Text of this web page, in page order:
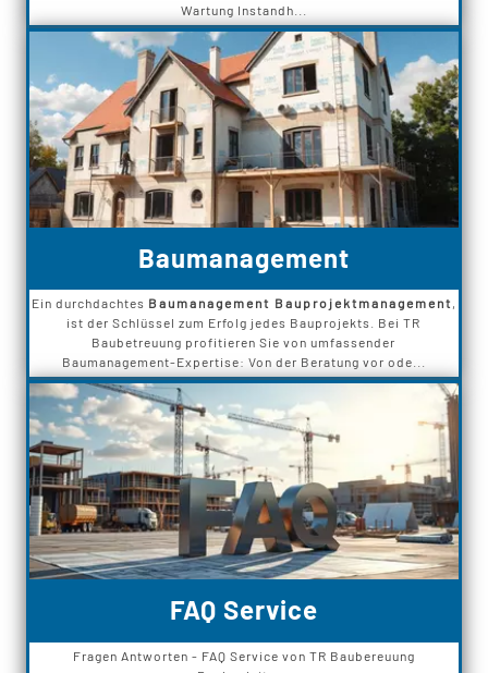
Wartung Instandh...
Baumanagement
Ein durchdachtes Baumanagement Bauprojektmanagement ,
ist der Schlüssel zum Erfolg jedes Bauprojekts. Bei TR
Baubetreuung profitieren Sie von umfassender
Baumanagement‑Expertise: Von der Beratung vor ode...
FAQ Service
Fragen Antworten - FAQ Service von TR Baubereuung